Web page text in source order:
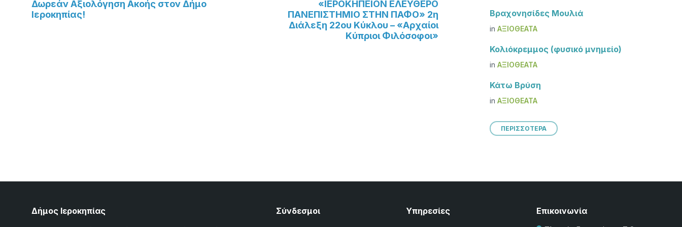
Δωρεάν Αξιολόγηση Ακοής στον Δήμο
Ιεροκηπίας!
«ΙΕΡΟΚΗΠΕΙΟΝ ΕΛΕΥΘΕΡΟ
ΠΑΝΕΠΙΣΤΗΜΙΟ ΣΤΗΝ ΠΑΦΟ» 2η
Διάλεξη 22ου Κύκλου – «Αρχαίοι
Κύπριοι Φιλόσοφοι»
Βραχονησίδες Μουλιά
inΑΞΙΟΘΈΑΤΑ
Κολιόκρεμμος (φυσικό μνημείο)
inΑΞΙΟΘΈΑΤΑ
Κάτω Βρύση
inΑΞΙΟΘΈΑΤΑ
ΠΕΡΙΣΣΟΤΕΡΑ
Δήμος Ιεροκηπίας Σύνδεσμοι Υπηρεσίες Επικοινωνία